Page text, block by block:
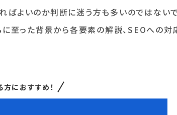
ばよいのか判断に迷う方も多いのではないで
至った背景から各要素の解説、SEOへの対
におすすめ！